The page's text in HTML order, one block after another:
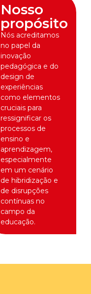
Nosso
propósito
Nós acreditamos
no papel da
inovação
pedagógica e do
design de
experiências
como elementos
cruciais para
ressignificar os
processos de
ensino e
aprendizagem,
especialmente
em um cenário
de hibridização e
de disrupções
contínuas no
campo da
educação.